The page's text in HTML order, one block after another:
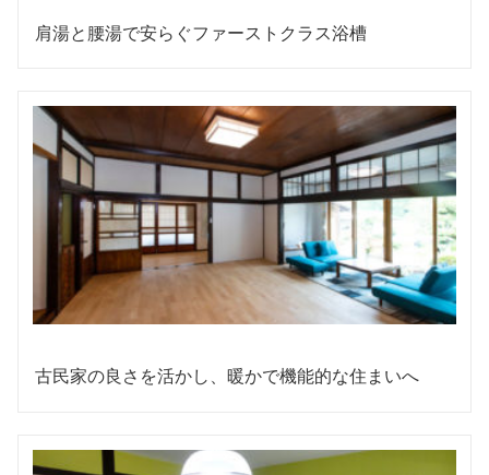
肩湯と腰湯で安らぐファーストクラス浴槽
古民家の良さを活かし、暖かで機能的な住まいへ